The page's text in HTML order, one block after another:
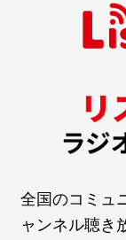
全国のコミュ
ャンネル聴き